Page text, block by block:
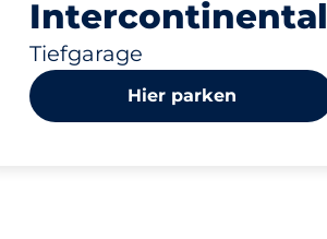
Intercontinental
Tiefgarage
Hier parken